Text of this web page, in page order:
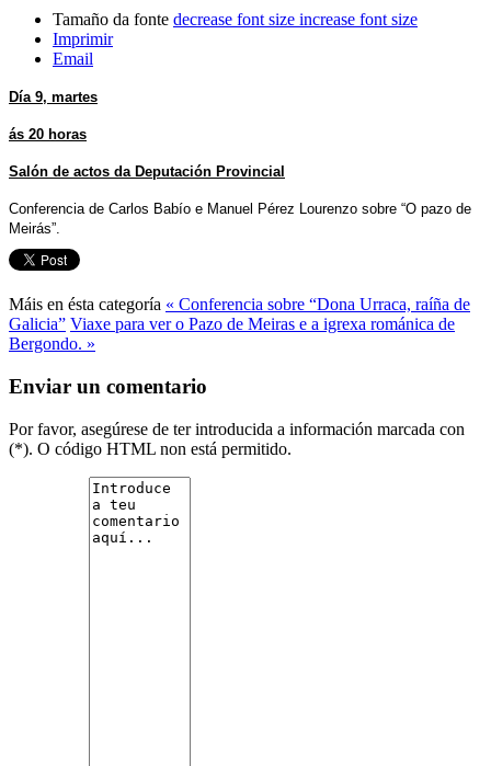
Tamaño da fonte decrease font size increase font size
Imprimir
Email
Día 9, martes
ás 20 horas
Salón de actos da Deputación Provincial
Conferencia de Carlos Babío e Manuel Pérez Lourenzo sobre “O pazo de
Meirás”.
Máis en ésta categoría « Conferencia sobre “Dona Urraca, raíña de
Galicia” Viaxe para ver o Pazo de Meiras e a igrexa románica de
Bergondo. »
Enviar un comentario
Por favor, asegúrese de ter introducida a información marcada con
(*). O código HTML non está permitido.